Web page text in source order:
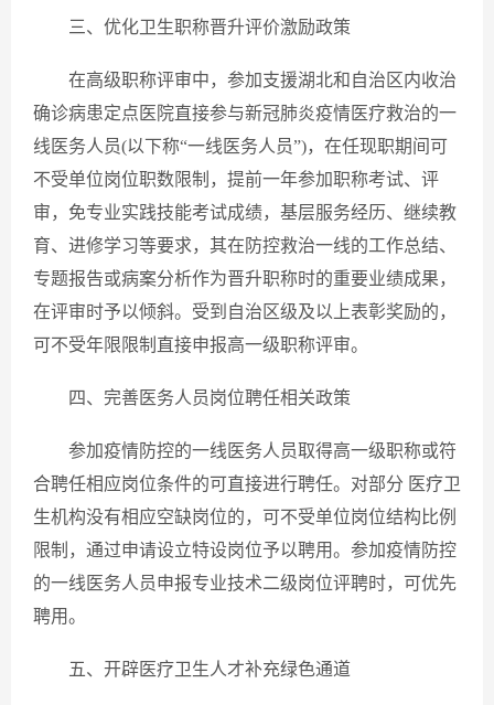
三、优化卫生职称晋升评价激励政策
在高级职称评审中，参加支援湖北和自治区内收治
确诊病患定点医院直接参与新冠肺炎疫情医疗救治的一
线医务人员(以下称“一线医务人员”)，在任现职期间可
不受单位岗位职数限制，提前一年参加职称考试、评
审，免专业实践技能考试成绩，基层服务经历、继续教
育、进修学习等要求，其在防控救治一线的工作总结、
专题报告或病案分析作为晋升职称时的重要业绩成果，
在评审时予以倾斜。受到自治区级及以上表彰奖励的，
可不受年限限制直接申报高一级职称评审。
四、完善医务人员岗位聘任相关政策
参加疫情防控的一线医务人员取得高一级职称或符
合聘任相应岗位条件的可直接进行聘任。对部分 医疗卫
生机构没有相应空缺岗位的，可不受单位岗位结构比例
限制，通过申请设立特设岗位予以聘用。参加疫情防控
的一线医务人员申报专业技术二级岗位评聘时，可优先
聘用。
五、开辟医疗卫生人才补充绿色通道